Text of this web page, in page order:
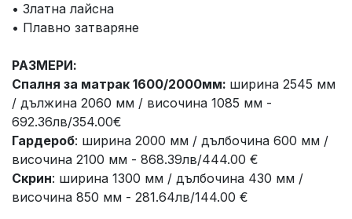
• Златна лайсна
• Плавно затваряне
РАЗМЕРИ:
Спалня за матрак 1600/2000мм: ширина 2545 мм
/ дължина 2060 мм / височина 1085 мм -
692.36лв/354.00€
Гардероб: ширина 2000 мм / дълбочина 600 мм /
височина 2100 мм - 868.39лв/444.00 €
Скрин: ширина 1300 мм / дълбочина 430 мм /
височина 850 мм - 281.64лв/144.00 €